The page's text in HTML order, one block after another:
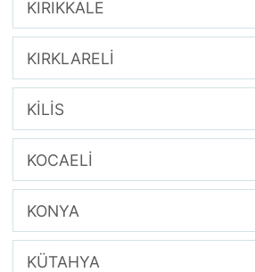
KIRIKKALE
KIRKLARELİ
KİLİS
KOCAELİ
KONYA
KÜTAHYA